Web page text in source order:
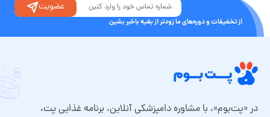
از تخفیفات و دوره‌های ما زودتر از بقیه باخبر بشین
عضویت
در «پت‌بوم»، با مشاوره دامپزشکی آنلاین، برنامه غذایی پت،